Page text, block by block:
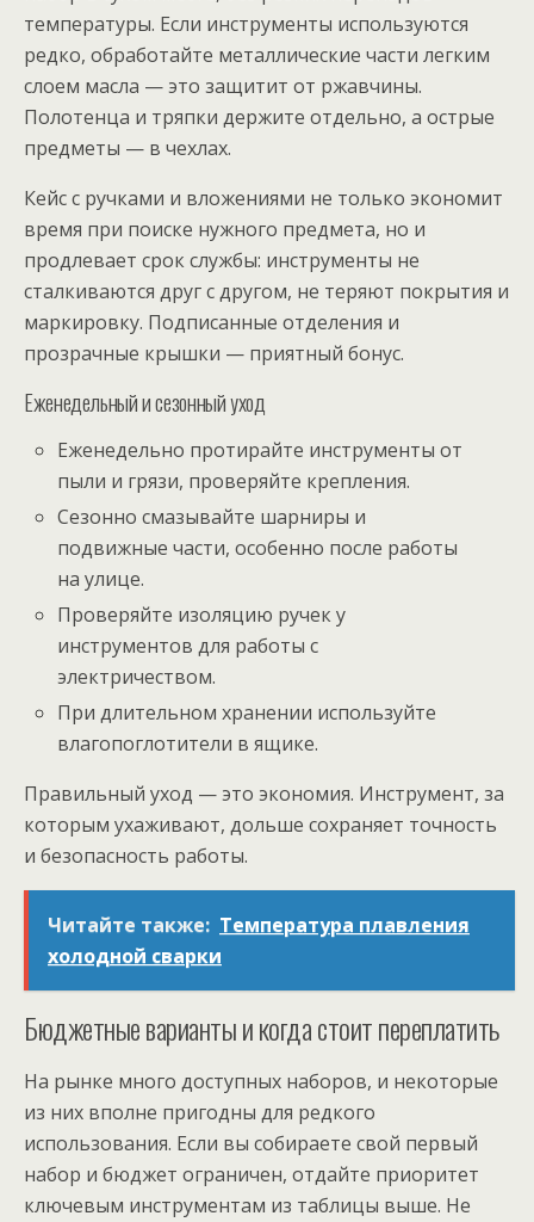
температуры. Если инструменты используются
редко, обработайте металлические части легким
слоем масла — это защитит от ржавчины.
Полотенца и тряпки держите отдельно, а острые
предметы — в чехлах.
Кейс с ручками и вложениями не только экономит
время при поиске нужного предмета, но и
продлевает срок службы: инструменты не
сталкиваются друг с другом, не теряют покрытия и
маркировку. Подписанные отделения и
прозрачные крышки — приятный бонус.
Еженедельный и сезонный уход
Еженедельно протирайте инструменты от
пыли и грязи, проверяйте крепления.
Сезонно смазывайте шарниры и
подвижные части, особенно после работы
на улице.
Проверяйте изоляцию ручек у
инструментов для работы с
электричеством.
При длительном хранении используйте
влагопоглотители в ящике.
Правильный уход — это экономия. Инструмент, за
которым ухаживают, дольше сохраняет точность
и безопасность работы.
Читайте также: Температура плавления
холодной сварки
Бюджетные варианты и когда стоит переплатить
На рынке много доступных наборов, и некоторые
из них вполне пригодны для редкого
использования. Если вы собираете свой первый
набор и бюджет ограничен, отдайте приоритет
ключевым инструментам из таблицы выше. Не